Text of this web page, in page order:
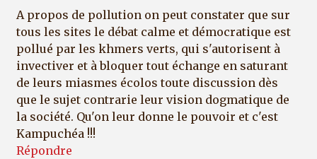
A propos de pollution on peut constater que sur
tous les sites le débat calme et démocratique est
pollué par les khmers verts, qui s'autorisent à
invectiver et à bloquer tout échange en saturant
de leurs miasmes écolos toute discussion dès
que le sujet contrarie leur vision dogmatique de
la société. Qu'on leur donne le pouvoir et c'est
Kampuchéa !!!
Répondre